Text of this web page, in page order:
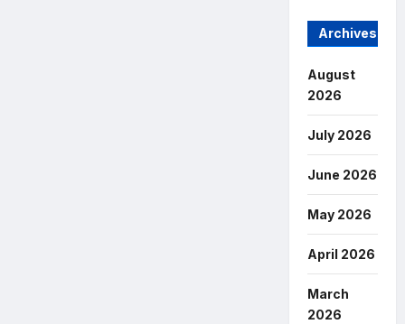
Archives
August
2026
July 2026
June 2026
May 2026
April 2026
March
2026